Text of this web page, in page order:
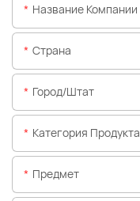
Название Компании
Страна
Город/штат
Категория Продукта
Предмет